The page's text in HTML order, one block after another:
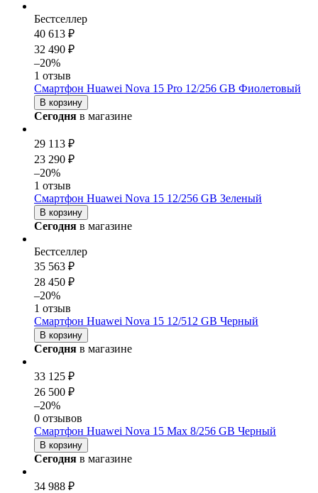
Бестселлер
40 613 ₽
32 490 ₽
–20%
1 отзыв
Смартфон Huawei Nova 15 Pro 12/256 GB Фиолетовый
В корзину
Сегодня в магазине
29 113 ₽
23 290 ₽
–20%
1 отзыв
Смартфон Huawei Nova 15 12/256 GB Зеленый
В корзину
Сегодня в магазине
Бестселлер
35 563 ₽
28 450 ₽
–20%
1 отзыв
Смартфон Huawei Nova 15 12/512 GB Черный
В корзину
Сегодня в магазине
33 125 ₽
26 500 ₽
–20%
0 отзывов
Смартфон Huawei Nova 15 Max 8/256 GB Черный
В корзину
Сегодня в магазине
34 988 ₽